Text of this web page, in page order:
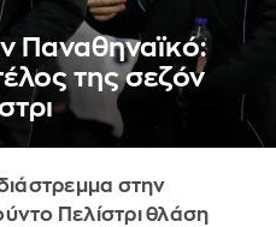
Παναθηναϊκό:
της σεζόν
στην
Πελίστρι θλάση